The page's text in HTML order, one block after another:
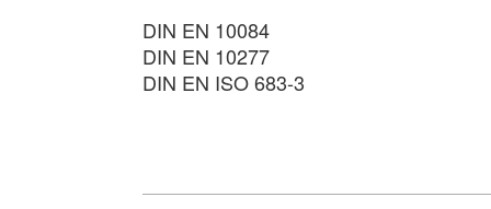
DIN EN 10084
DIN EN 10277
DIN EN ISO 683-3